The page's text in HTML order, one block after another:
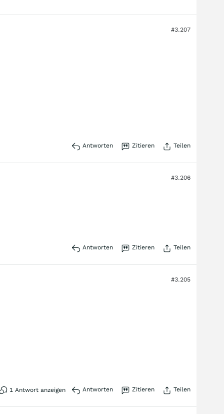
#3.207
Antworten Zitieren Teilen
#3.206
Antworten Zitieren Teilen
#3.205
1 Antwort anzeigen Antworten Zitieren Teilen